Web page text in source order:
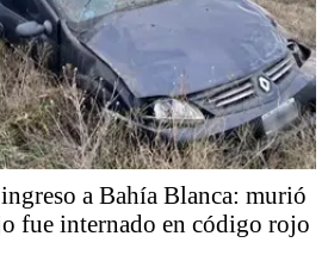
a Bahía Blanca: murió
fue internado en código rojo